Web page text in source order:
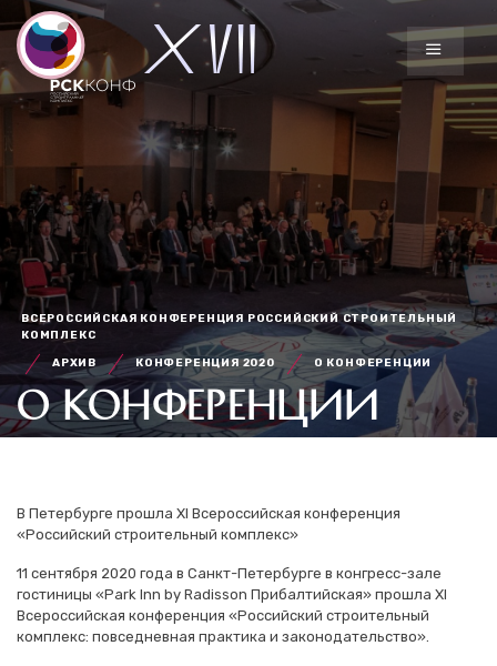
ВСЕРОССИЙСКАЯ КОНФЕРЕНЦИЯ РОССИЙСКИЙ СТРОИТЕЛЬНЫЙ
КОМПЛЕКС
АРХИВ КОНФЕРЕНЦИЯ 2020 О КОНФЕРЕНЦИИ
О КОНФЕРЕНЦИИ
В Петербурге прошла XI Всероссийская конференция
«Российский строительный комплекс»
11 сентября 2020 года в Санкт-Петербурге в конгресс-зале
гостиницы «Park Inn by Radisson Прибалтийская» прошла XI
Всероссийская конференция «Российский строительный
комплекс: повседневная практика и законодательство».